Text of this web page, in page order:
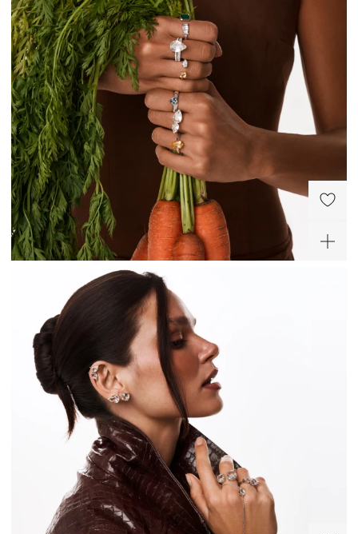
Серебряное кольцо с
лимонным цитрином
Крупное серебряное
кольцо Майя П с
горным хрусталем
12 320 ₽